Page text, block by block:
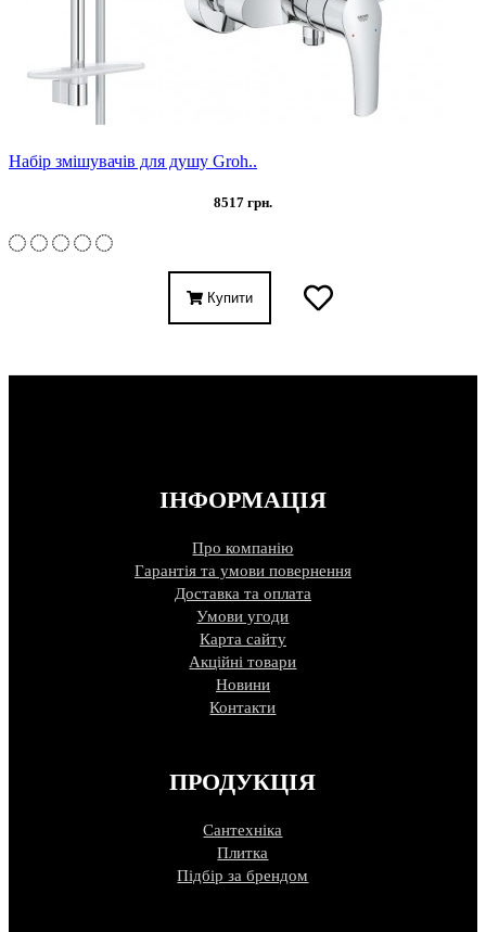
Набір змішувачів для душу Groh..
8517 грн.
Купити
ІНФОРМАЦІЯ
Про компанію
Гарантія та умови повернення
Доставка та оплата
Умови угоди
Карта сайту
Акційні товари
Новини
Контакти
ПРОДУКЦІЯ
Сантехніка
Плитка
Підбір за брендом